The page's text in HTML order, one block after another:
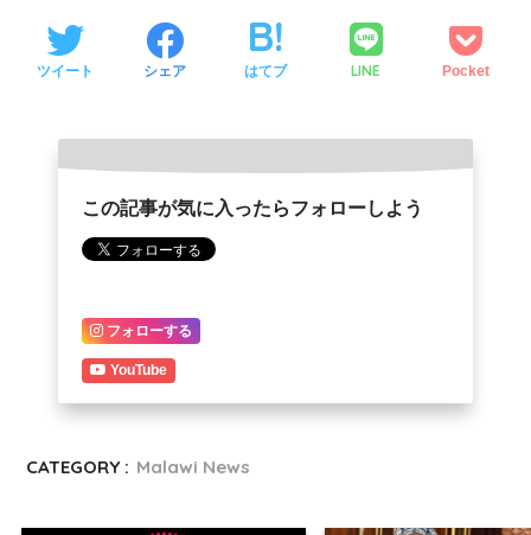
ツイート シェア はてブ LINE Pocket
この記事が気に入ったらフォローしよう
フォローする
YouTube
CATEGORY : Malawi News